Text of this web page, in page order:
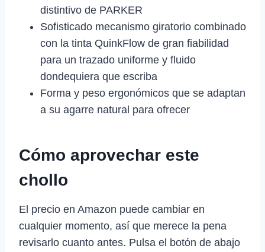
distintivo de PARKER
Sofisticado mecanismo giratorio combinado
con la tinta QuinkFlow de gran fiabilidad
para un trazado uniforme y fluido
dondequiera que escriba
Forma y peso ergonómicos que se adaptan
a su agarre natural para ofrecer
Cómo aprovechar este
chollo
El precio en Amazon puede cambiar en
cualquier momento, así que merece la pena
revisarlo cuanto antes. Pulsa el botón de abajo